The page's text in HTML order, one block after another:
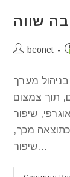
שווה
beonet
מערך
תוך צמצום
שיפור
מכך,
שיפור…